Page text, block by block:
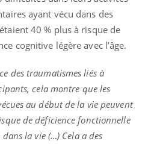
ayant vécu dans des
40 % plus à risque de
cognitive légère avec l’âge.
des traumatismes liés à
cela montre que les
au début de la vie peuvent
de déficience fonctionnelle
la vie (…) Cela a des